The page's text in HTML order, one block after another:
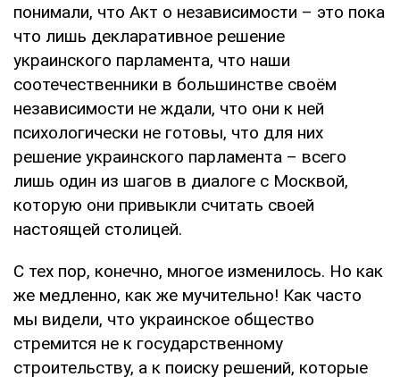
понимали, что Акт о независимости – это пока
что лишь декларативное решение
украинского парламента, что наши
соотечественники в большинстве своём
независимости не ждали, что они к ней
психологически не готовы, что для них
решение украинского парламента – всего
лишь один из шагов в диалоге с Москвой,
которую они привыкли считать своей
настоящей столицей.
С тех пор, конечно, многое изменилось. Но как
же медленно, как же мучительно! Как часто
мы видели, что украинское общество
стремится не к государственному
строительству, а к поиску решений, которые